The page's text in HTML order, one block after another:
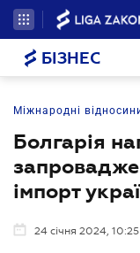
БІЗНЕС
Міжнародні
Болгарія
імпорт
24 січня 2024, 10:25